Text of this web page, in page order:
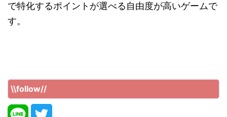
で特化するポイントが選べる自由度が高いゲームで
す。
\\follow//